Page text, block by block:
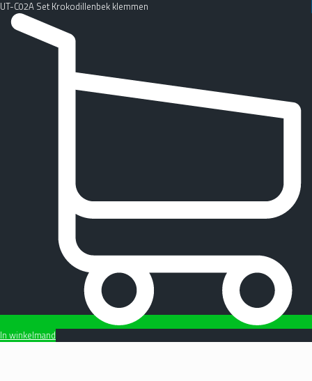
UT-C02A Set Krokodillenbek klemmen
In winkelmand